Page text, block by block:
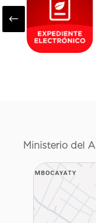
#
Ministerio del